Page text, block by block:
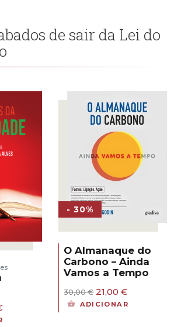
de sair da Lei do
- 30%
O Almanaque do
Carbono – Ainda
Vamos a Tempo
30,00€ O
preço
21,00€
preço
ADICIONAR